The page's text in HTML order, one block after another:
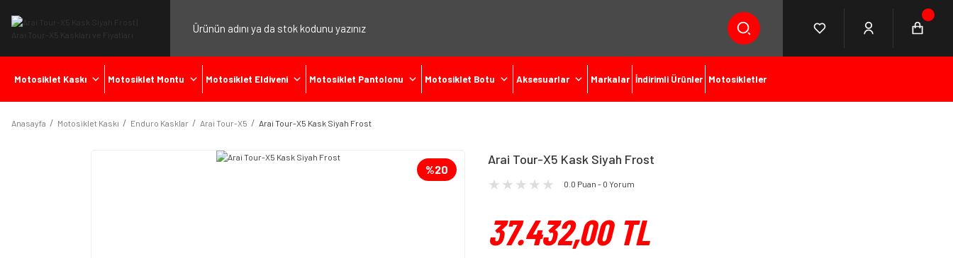
Motosiklet Kaskı Motosiklet Montu Motosiklet Eldiveni Motosiklet Pantolonu Motosiklet Botu Aksesuarlar Markalar İndirimli Ürünler Motosikletler
Anasayfa Motosiklet Kaskı Enduro Kasklar Arai Tour-X5 Arai Tour-X5 Kask Siyah Frost
%20
Arai Tour-X5 Kask Siyah Frost
0.0 Puan - 0 Yorum
37.432,00 TL